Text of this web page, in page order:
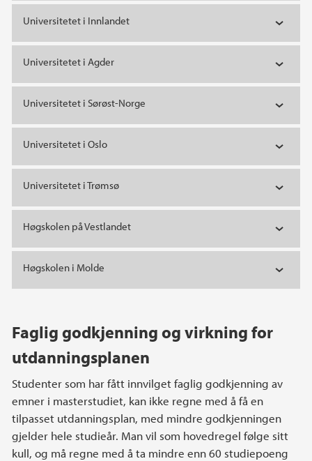
Universitetet i Innlandet
Universitetet i Agder
Universitetet i Sørøst-Norge
Universitetet i Oslo
Universitetet i Trømsø
Høgskolen på Vestlandet
Høgskolen i Molde
Faglig godkjenning og virkning for
utdanningsplanen
Studenter som har fått innvilget faglig godkjenning av
emner i masterstudiet, kan ikke regne med å få en
tilpasset utdanningsplan, med mindre godkjenningen
gjelder hele studieår. Man vil som hovedregel følge sitt
kull, og må regne med å ta mindre enn 60 studiepoeng